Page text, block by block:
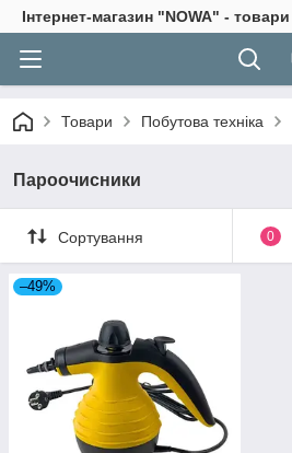
Інтернет-магазин "NOWA" -
Товари Побутова техніка
Пароочисники
Сортування 0
–49%